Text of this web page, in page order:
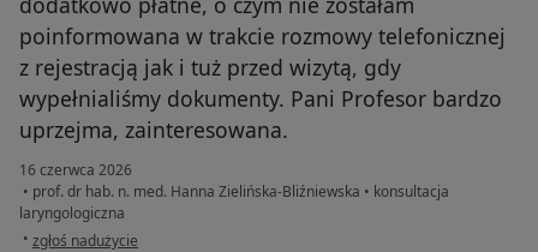
poinformowana w trakcie rozmowy telefonicznej
z rejestracją jak i tuż przed wizytą, gdy
wypełnialiśmy dokumenty. Pani Profesor bardzo
uprzejma, zainteresowana.
16 czerwca 2026
• prof. dr hab. n. med. Hanna Zielińska-Bliźniewska • konsultacja
laryngologiczna
• w opinii użytkownika Agnieszka
zgłoś nadużycie